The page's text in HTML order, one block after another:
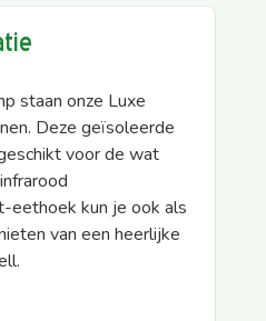
staan onze Luxe
Deze geïsoleerde
voor de wat
eethoek kun je ook als
van een heerlijke
gemakken voorzien.